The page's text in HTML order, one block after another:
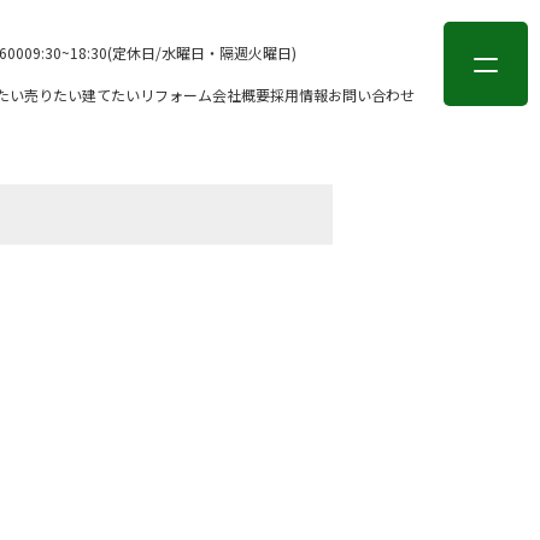
9:30~18:30(定休日/水曜日・隔週火曜日)
い売りたい建てたいリフォーム会社概要採用情報お問い合わせ
会員登録 ログイン